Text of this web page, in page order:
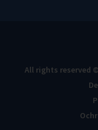
All rights reserved